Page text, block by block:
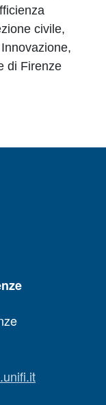
civile,
di Firenze